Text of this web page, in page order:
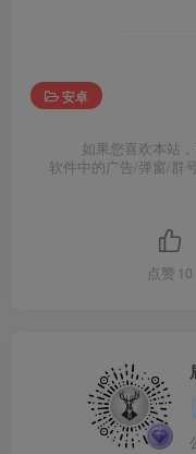
安卓
如果您喜欢本站
软件中的广告/弹窗/群
点赞 10